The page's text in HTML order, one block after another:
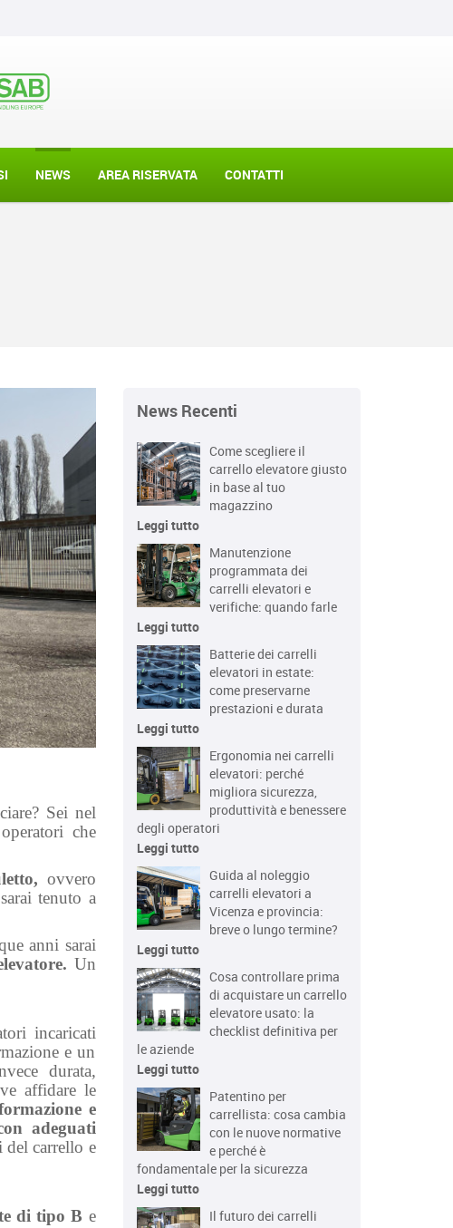
NEWS AREA RISERVATA CONTATTI
Sei nel
che
ovvero
tenuto a
anni sarai
Un
incaricati
e un
durata,
affidare le
e
adeguati
del carrello e
di tipo B e
News Recenti
Come scegliere il
carrello elevatore giusto
in base al tuo
magazzino
Leggi tutto
Manutenzione
programmata dei
carrelli elevatori e
verifiche: quando farle
Leggi tutto
Batterie dei carrelli
elevatori in estate:
come preservarne
prestazioni e durata
Leggi tutto
Ergonomia nei carrelli
elevatori: perché
migliora sicurezza,
produttività e benessere
degli operatori
Leggi tutto
Guida al noleggio
carrelli elevatori a
Vicenza e provincia:
breve o lungo termine?
Leggi tutto
Cosa controllare prima
di acquistare un carrello
elevatore usato: la
checklist definitiva per
le aziende
Leggi tutto
Patentino per
carrellista: cosa cambia
con le nuove normative
e perché è
fondamentale per la sicurezza
Leggi tutto
Il futuro dei carrelli